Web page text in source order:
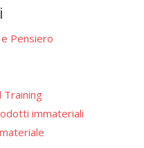
Pensiero
Training
immateriali